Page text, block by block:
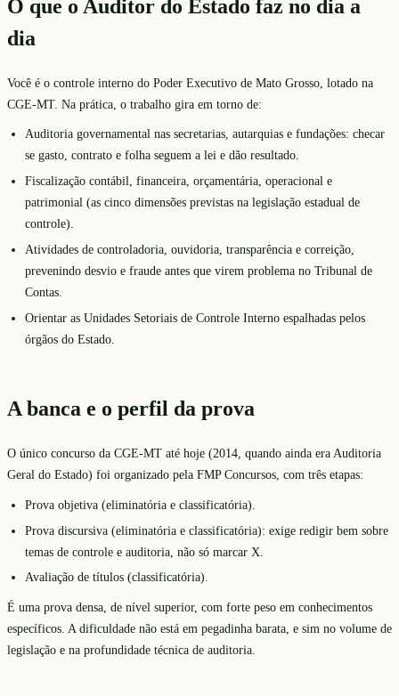
O que o Auditor do Estado faz no dia a
dia
Você é o controle interno do Poder Executivo de Mato Grosso, lotado na
CGE-MT. Na prática, o trabalho gira em torno de:
Auditoria governamental nas secretarias, autarquias e fundações: checar
se gasto, contrato e folha seguem a lei e dão resultado.
Fiscalização contábil, financeira, orçamentária, operacional e
patrimonial (as cinco dimensões previstas na legislação estadual de
controle).
Atividades de controladoria, ouvidoria, transparência e correição,
prevenindo desvio e fraude antes que virem problema no Tribunal de
Contas.
Orientar as Unidades Setoriais de Controle Interno espalhadas pelos
órgãos do Estado.
A banca e o perfil da prova
O único concurso da CGE-MT até hoje (2014, quando ainda era Auditoria
Geral do Estado) foi organizado pela FMP Concursos, com três etapas:
Prova objetiva (eliminatória e classificatória).
Prova discursiva (eliminatória e classificatória): exige redigir bem sobre
temas de controle e auditoria, não só marcar X.
Avaliação de títulos (classificatória).
É uma prova densa, de nível superior, com forte peso em conhecimentos
específicos. A dificuldade não está em pegadinha barata, e sim no volume de
legislação e na profundidade técnica de auditoria.